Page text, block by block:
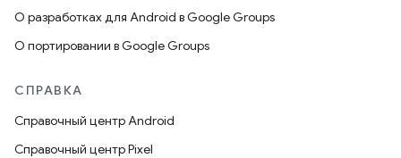
О разработках для Android в Google Groups
О портировании в Google Groups
СПРАВКА
Справочный центр Android
Справочный центр Pixel